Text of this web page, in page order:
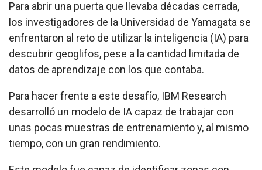
Para abrir una puerta que llevaba décadas cerrada,
los investigadores de la Universidad de Yamagata se
enfrentaron al reto de utilizar la inteligencia (IA) para
descubrir geoglifos, pese a la cantidad limitada de
datos de aprendizaje con los que contaba.
Para hacer frente a este desafío, IBM Research
desarrolló un modelo de IA capaz de trabajar con
unas pocas muestras de entrenamiento y, al mismo
tiempo, con un gran rendimiento.